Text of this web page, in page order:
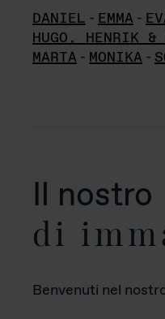
DANIEL - EMMA -
HUGO, HENRIK &
MARTA - MONIKA -
Il nostro
di
Benvenuti nel